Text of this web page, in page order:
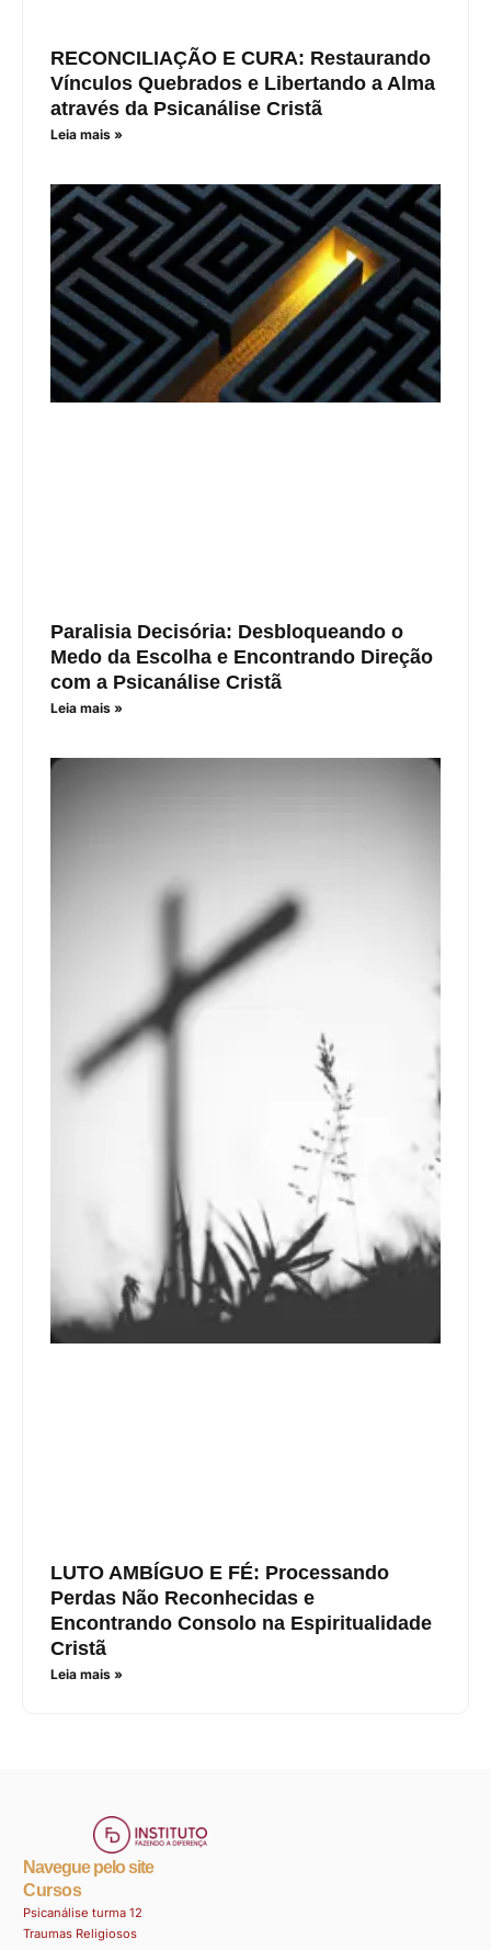
RECONCILIAÇÃO E CURA: Restaurando
Vínculos Quebrados e Libertando a Alma
através da Psicanálise Cristã
Leia mais »
Paralisia Decisória: Desbloqueando o
Medo da Escolha e Encontrando Direção
com a Psicanálise Cristã
Leia mais »
LUTO AMBÍGUO E FÉ: Processando
Perdas Não Reconhecidas e
Encontrando Consolo na Espiritualidade
Cristã
Leia mais »
Navegue pelo site
Cursos
Psicanálise turma 12
Traumas Religiosos